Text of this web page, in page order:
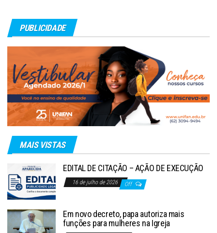
PUBLICIDADE
MAIS VISTAS
EDITAL DE CITAÇÃO – AÇÃO DE EXECUÇÃO
16 de julho de 2026 Off
Em novo decreto, papa autoriza mais
funções para mulheres na Igreja